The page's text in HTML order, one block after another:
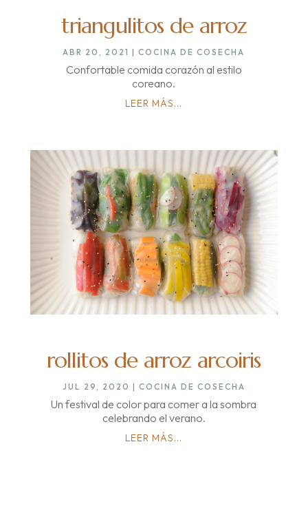
triangulitos de arroz
ABR 20, 2021 |COCINA DE COSECHA
Confortable comida corazón al estilo
coreano.
LEER MÁS...
rollitos de arroz arcoiris
JUL 29, 2020 | COCINA DE COSECHA
Un festival de color para comer a la sombra
celebrando el verano.
LEER MÁS...